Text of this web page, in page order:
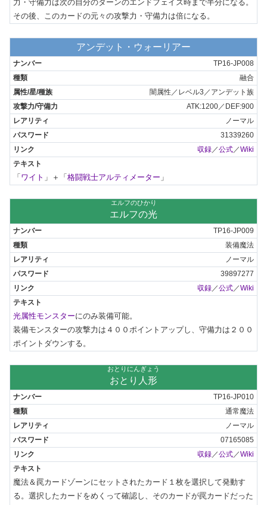
力・守備力は次の自分のターンのエンドフェイズ時まで半分になる。
その後、このカードの元々の攻撃力・守備力は倍になる。
アンデット・ウォーリアー
TP16-JP008
融合
闇属性／レベル3／アンデット族
ATK:1200／DEF:900
ノーマル
31339260
収録 ／公式 ／Wiki
「ワイト 」＋「格闘戦士アルティメーター 」
エルフのひかり
エルフの光
TP16-JP009
装備魔法
ノーマル
39897277
収録／公式／Wiki
光属性モンスターにのみ装備可能。
装備モンスターの攻撃力は４００ポイントアップし、守備力は２００
ポイントダウンする。
おとりにんぎょう
おとり人形
TP16-JP010
通常魔法
ノーマル
07165085
収録／公式／Wiki
魔法＆罠カードゾーンにセットされたカード１枚を選択して発動す
る。選択したカードをめくって確認し、そのカードが罠カードだった